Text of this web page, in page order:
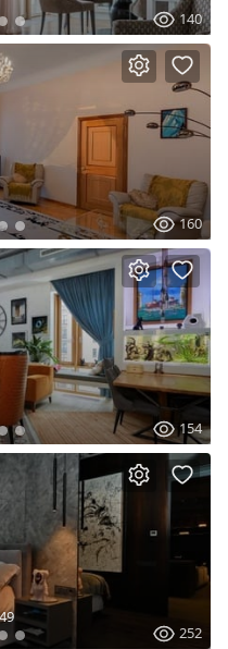
140
160
154
252